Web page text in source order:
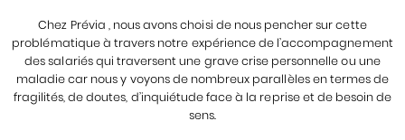
Chez Prévia , nous avonschoisi de nous pencher sur cette
problématique à travers notre expérience de l’accompagnement
des salariés qui traversentune grave crise personnelle ou une
maladie car nous y voyonsde nombreux parallèles en termes de
fragilités, de doutes, d’inquiétude face à la reprise et de besoin de
sens.